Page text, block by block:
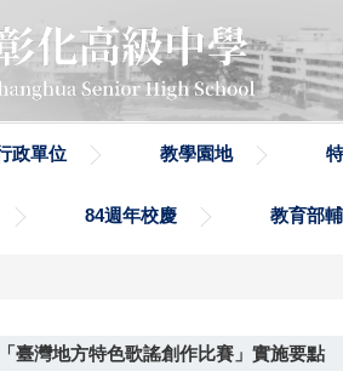
政單位 教學園地
84週年校慶 教育部
臺灣地方特色歌謠創作比賽」實施要點